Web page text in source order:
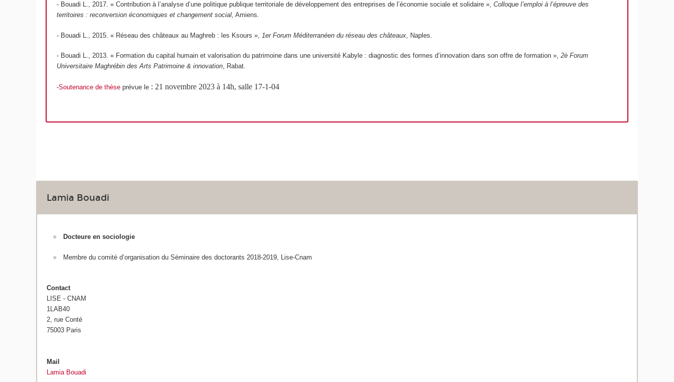
- Bouadi L., 2017. « Contribution à l’analyse d’une politique publique territoriale de développement des entreprises de l’économie sociale et solidaire », Colloque l’emploi à l’épreuve des
territoires : reconversion économiques et changement social, Amiens.
- Bouadi L., 2015. « Réseau des châteaux au Maghreb : les Ksours », 1er Forum Méditerranéen du réseau des châteaux, Naples.
- Bouadi L., 2013. « Formation du capital humain et valorisation du patrimoine dans une université Kabyle : diagnostic des formes d’innovation dans son offre de formation », 2è Forum
Universitaire Maghrébin des Arts Patrimoine & innovation, Rabat.
-Soutenance de thèse prévue le : 21 novembre 2023 à 14h, salle 17-1-04
Lamia Bouadi
Docteure en sociologie
Membre du comité d’organisation du Séminaire des doctorants 2018-2019, Lise-Cnam
Contact
LISE - CNAM
1LAB40
2, rue Conté
75003 Paris
Mail
Lamia Bouadi